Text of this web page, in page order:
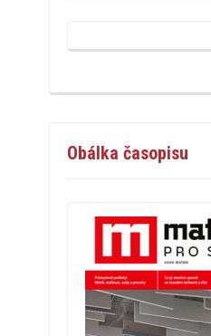
Obálka časopisu